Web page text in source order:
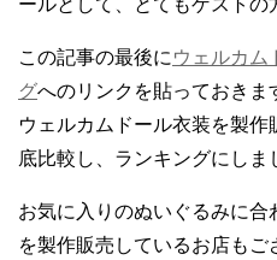
この記事の最後に ウェルカム
グへのリンクを貼っておきま
ウェルカムドール衣装を製
底比較し、ランキングにしま
お気に入りのぬいぐるみに
を製作販売しているお店も